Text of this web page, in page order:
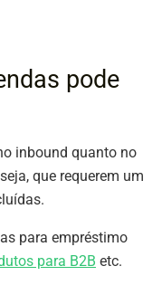
pode
inbound quanto no
que requerem um
para empréstimo
para B2B etc.